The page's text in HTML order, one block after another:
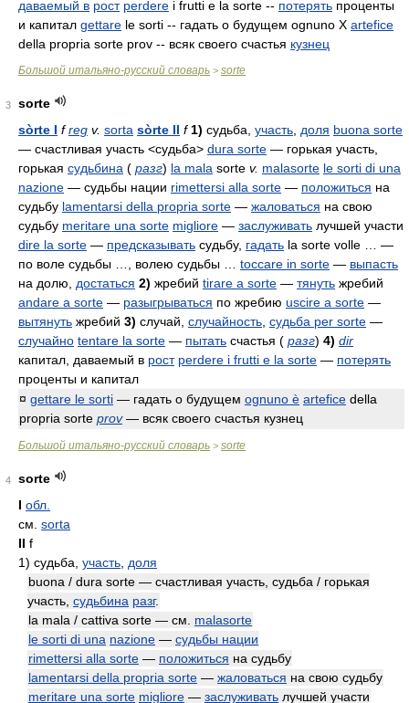
даваемый в рост perdere i frutti e la sorte -- потерять проценты
и капитал gettare le sorti -- гадать о будущем ognuno Х artefice
della propria sorte prov -- всяк своего счастья кузнец
Большой итальяно-русский словарь > sorte
3
sorte
sòrte I f reg v. sorta sòrte II f 1) судьба, участь доля buona sorte
— счастливая участь <судьба> dura sorte — горькая участь,
горькая судьбина ( разг) la mala sorte v. malasorte le sorti di una
nazione — судьбы нации rimettersi alla sorte — положиться на
судьбу lamentarsi della propria sorte — жаловаться на свою
судьбу meritare una sorte migliore — заслуживать лучшей участи
dire la sorte — предсказывать судьбу, гадать la sorte volle … —
по воле судьбы …, волею судьбы … toccare in sorte — выпасть
на долю, достаться 2) жребий tirare a sorte — тянуть жребий
andare a sorte — разыгрываться по жребию uscire a sorte —
вытянуть жребий 3) случай, случайность судьба per sorte —
случайно tentare la sorte — пытать счастья ( разг) 4) dir
капитал, даваемый в рост perdere i frutti e la sorte — потерять
проценты и капитал
¤ gettare le sorti — гадать о будущем ognuno è artefice della
propria sorte prov — всяк своего счастья кузнец
Большой итальяно-русский словарь > sorte
4
sorte
I обл.
см. sorta
II f
1) судьба, участь доля
buona / dura sorte — счастливая участь, судьба / горькая
участь, судьбина разг.
la mala / cattiva sorte — см. malasorte
le sorti di una nazione — судьбы нации
rimettersi alla sorte — положиться на судьбу
lamentarsi della propria sorte — жаловаться на свою судьбу
meritare una sorte migliore — заслуживать лучшей участи